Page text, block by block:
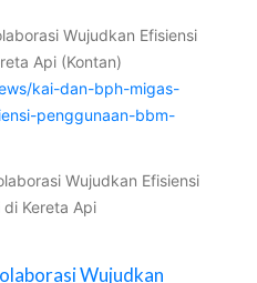
Wujudkan Efisiensi
Api (Kontan)
kai-dan-bph-migas-
penggunaan-bbm-
Wujudkan Efisiensi
Kereta Api
Wujudkan